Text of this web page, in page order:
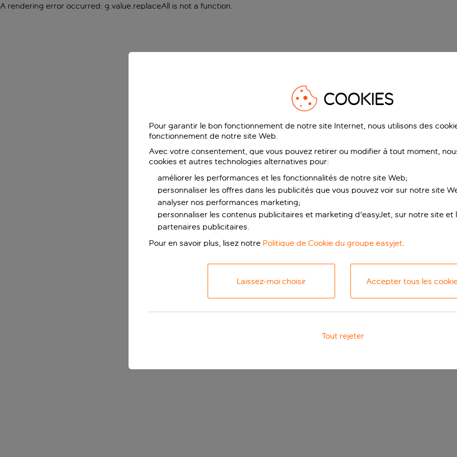
A rendering error occurred: g.value.replaceAll is not a function.
COOKIES
Pour garantir le bon fonctionnement de notre site Internet, nous utilisons des
fonctionnement de notre site Web.
Avec votre consentement, que vous pouvez retirer ou modifier à tout moment,
cookies et autres technologies alternatives pour:
améliorer les performances et les fonctionnalités de notre site Web;
personnaliser les offres dans les publicités que vous pouvez voir sur notre site
analyser nos performances marketing;
personnaliser les contenus publicitaires et marketing d'easyJet, sur notre site et
partenaires publicitaires.
Pour en savoir plus, lisez notre Politique de Cookie du groupe easyjet.
Laissez-moi choisir Accepter tous les
Tout rejeter